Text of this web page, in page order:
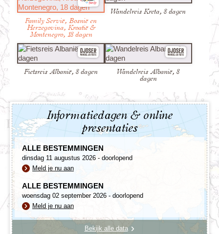
De laatste dag kan je de stad verder verkennen, er zijn
genoeg gezellige wijkjes om doorheen te dwalen. Je
sluiten met een duik in de zee of te genieten van een
drankje op een van de vele terrassen. Vanuit
Thessaloniki vliegen we vervolgens terug naar
Family Servië, Bosnië en
Herzegovina, Kroatië &
Montenegro, 18 dagen
Wandelreis Kreta, 8 dagen
Fietsreis Albanië, 8 dagen
Wandelreis Albanië, 8
dagen
Informatiedagen & online
presentaties
ALLE BESTEMMINGEN
dinsdag 11 augustus 2026 - doorlopend
Meld je nu aan
ALLE BESTEMMINGEN
woensdag 02 september 2026 - doorlopend
Meld je nu aan
Bekijk alle data